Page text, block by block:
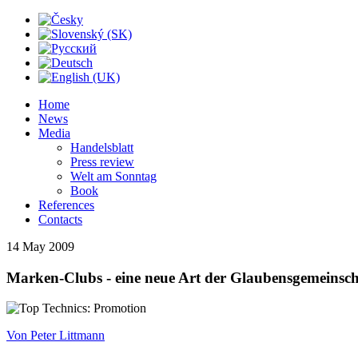
Home
News
Media
Handelsblatt
Press review
Welt am Sonntag
Book
References
Contacts
14 May 2009
Marken-Clubs - eine neue Art der
Von Peter Littmann